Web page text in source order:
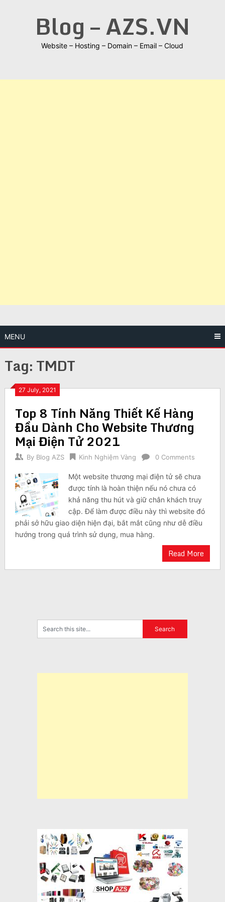
Blog – AZS.VN
Website – Hosting – Domain – Email – Cloud
MENU
Tag:TMDT
27 July, 2021
Top 8 Tính Năng Thiết Kế Hàng
Đầu Dành Cho Website Thương
Mại Điện Tử 2021
By Blog AZS Kinh Nghiệm Vàng 0 Comments
Một website thương mại điện tử sẽ chưa
được tính là hoàn thiện nếu nó chưa có
khả năng thu hút và giữ chân khách truy
cập. Để làm được điều này thì website đó
phải sở hữu giao diện hiện đại, bắt mắt cũng như dễ điều
hướng trong quá trình sử dụng, mua hàng.
Read More